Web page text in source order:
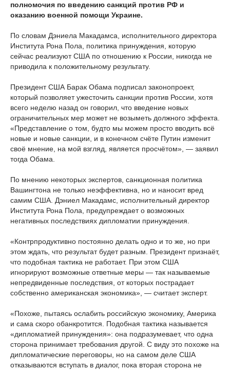
полномочия по введению санкций против РФ и
оказанию военной помощи Украине.
По словам Дэниела Макадамса, исполнительного директора
Института Рона Пола, политика принуждения, которую
сейчас реализуют США по отношению к России, никогда не
приводила к положительному результату.
Президент США Барак Обама подписал законопроект,
который позволяет ужесточить санкции против России, хотя
всего неделю назад он говорил, что введение новых
ограничительных мер может не возыметь должного эффекта.
«Представление о том, будто мы можем просто вводить всё
новые и новые санкции, и в конечном счёте Путин изменит
своё мнение, на мой взгляд, является просчётом», — заявил
тогда Обама.
По мнению некоторых экспертов, санкционная политика
Вашингтона не только неэффективна, но и наносит вред
самим США. Дэниел Макадамс, исполнительный директор
Института Рона Пола, предупреждает о возможных
негативных последствиях дипломатии принуждения.
«Контрпродуктивно постоянно делать одно и то же, но при
этом ждать, что результат будет разным. Президент признаёт,
что подобная тактика не работает. При этом США
игнорируют возможные ответные меры — так называемые
непредвиденные последствия, от которых пострадает
собственно американская экономика», — считает эксперт.
«Похоже, пытаясь ослабить российскую экономику, Америка
и сама скоро обанкротится. Подобная тактика называется
«дипломатией принуждения»: она подразумевает, что одна
сторона принимает требования другой. С виду это похоже на
дипломатические переговоры, но на самом деле США
отказываются вступать в диалог, пока вторая сторона не